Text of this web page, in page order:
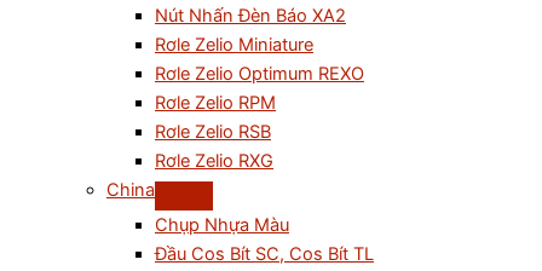
Nút Nhấn Đèn Báo XA2
Rơle Zelio Miniature
Rơle Zelio Optimum REXO
Rơle Zelio RPM
Rơle Zelio RSB
Rơle Zelio RXG
China
Chụp Nhựa Màu
Đầu Cos Bít SC, Cos Bít TL